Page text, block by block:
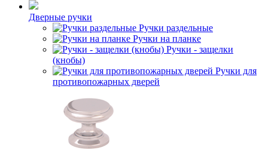
Дверные ручки
Ручки раздельные
Ручки на планке
Ручки - защелки
(кнобы)
Ручки для
противопожарных дверей